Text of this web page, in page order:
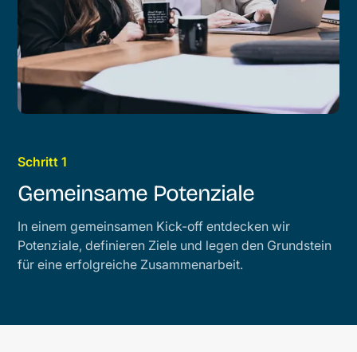
Schritt 1
Gemeinsame Potenziale
In einem gemeinsamen Kick-off entdecken wir
Potenziale, definieren Ziele und legen den Grundstein
für eine erfolgreiche Zusammenarbeit.